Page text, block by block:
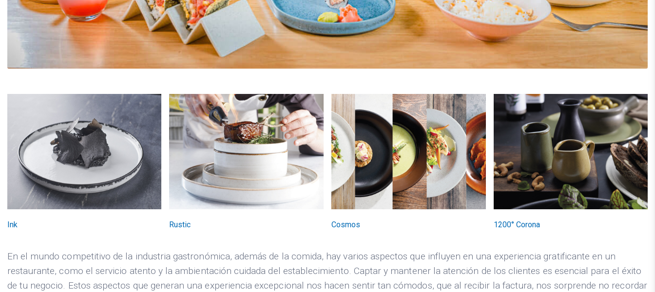
Ink Rustic Cosmos 1200° Corona
En el mundo competitivo de la industria gastronómica, además de la comida, hay varios aspectos que influyen en una experiencia gratificante en un
restaurante, como el servicio atento y la ambientación cuidada del establecimiento. Captar y mantener la atención de los clientes es esencial para el éxito
de tu negocio. Estos aspectos que generan una experiencia excepcional nos hacen sentir tan cómodos, que al recibir la factura, nos sorprende no recordar